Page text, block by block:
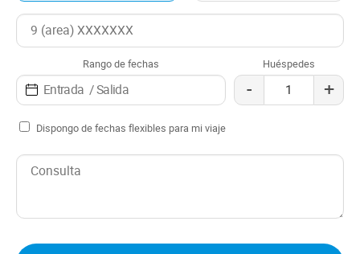
Rango de fechas Huéspedes
- +
Dispongo de fechas flexibles para mi viaje